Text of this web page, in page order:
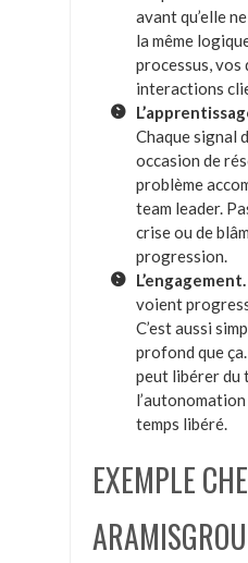
avant qu’elle
la même
processus, vos
interactions
Chaque signal
occasion de
problème
team leader.
crise ou de
progression.
L’engagement.
voient
C’est aussi
profond que
peut libérer du
temps libéré.
EXEMPLE